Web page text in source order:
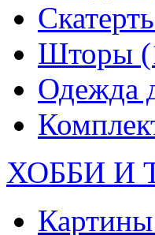
Скатерть
Шторы
Одежда
ХОББИ И